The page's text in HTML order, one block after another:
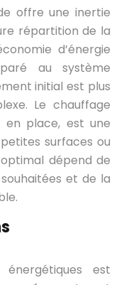
offre une inertie
répartition de la
d’énergie
au système
initial est plus
Le chauffage
place, est une
surfaces ou
dépend de
et de la
est